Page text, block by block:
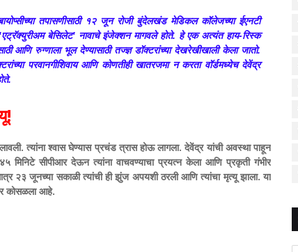
तपासणीसाठी १२ जून रोजी बुंदेलखंड मेडिकल कॉलेजच्या ईएनटी
'एट्रॅक्युरीअम बेसिलेट' नावाचे इंजेक्शन मागवले होते. हे एक अत्यंत हाय-रिस्क
आणि रुग्णाला भूल देण्यासाठी तज्ज्ञ डॉक्टरांच्या देखरेखीखाली केला जातो.
परवानगीशिवाय आणि कोणतीही खातरजमा न करता वॉर्डमध्येच देवेंद्र
त्यांना श्वास घेण्यास प्रचंड त्रास होऊ लागला. देवेंद्र यांची अवस्था पाहून
मिनिटे सीपीआर देऊन त्यांना वाचवण्याचा प्रयत्न केला आणि प्रकृती गंभीर
२३ जूनच्या सकाळी त्यांची ही झुंज अपयशी ठरली आणि त्यांचा मृत्यू झाला. या
कोसळला आहे.